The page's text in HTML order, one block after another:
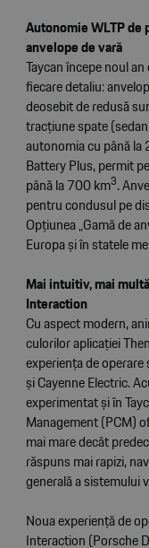
Autonomie WLTP de
anvelope de vară
Taycan începe noul
fiecare detaliu:
deosebit de redusă
tracțiune spate
autonomia cu până
Battery Plus, permit
până la 700 km3.
pentru condusul pe
Opțiunea „Gamă de
Europa și în statele
Mai intuitiv, mai
Interaction
Cu aspect modern,
culorilor aplicației
experiența de
și Cayenne Electric.
experimentat și în
Management (PCM)
mai mare decât
răspuns mai rapizi,
generală a sistemului
Noua experiență de
Interaction (Porsche